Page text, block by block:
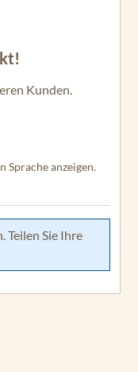
5 Sternen
Kunden.
Sprache anzeigen.
Teilen Sie Ihre